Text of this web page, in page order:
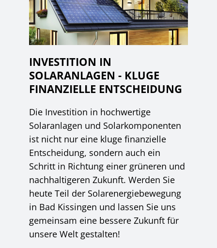
INVESTITION IN
SOLARANLAGEN - KLUGE
FINANZIELLE ENTSCHEIDUNG
Die Investition in hochwertige
Solaranlagen und Solarkomponenten
ist nicht nur eine kluge finanzielle
Entscheidung, sondern auch ein
Schritt in Richtung einer grüneren und
nachhaltigeren Zukunft. Werden Sie
heute Teil der Solarenergiebewegung
in Bad Kissingen und lassen Sie uns
gemeinsam eine bessere Zukunft für
unsere Welt gestalten!